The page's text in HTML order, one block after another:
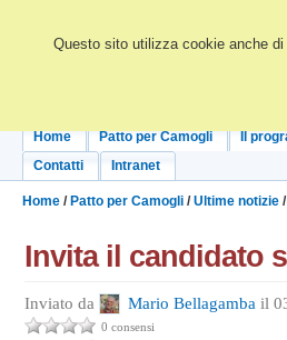
Questo sito utilizza cookie anche
Home Patto per Camogli Il
Contatti
Intranet
Home / Patto per Camogli /Ultime notizie
Invita il candidato
Inviato da Mario Bellagamba il
0 consensi